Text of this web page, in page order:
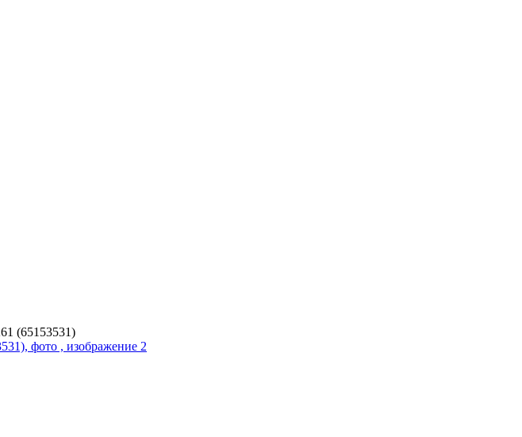
(65153531)